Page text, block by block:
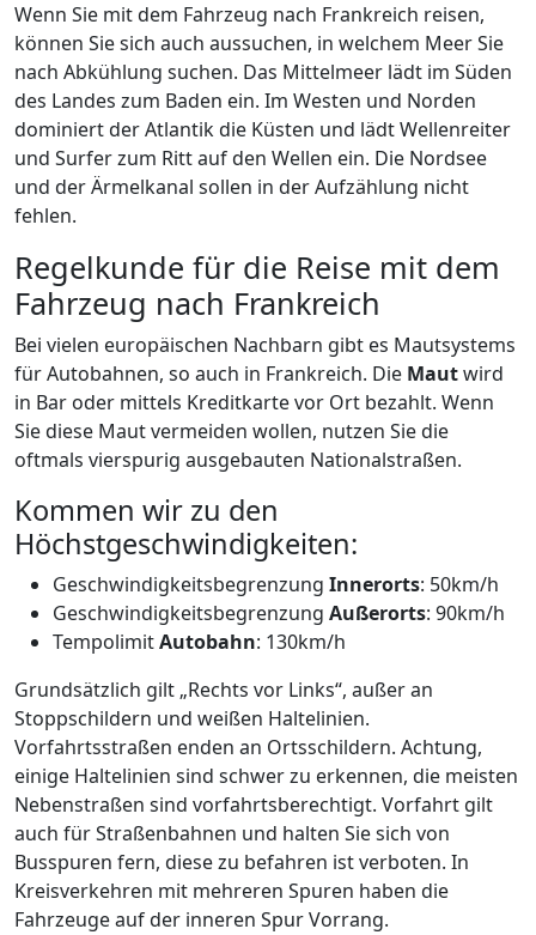
Wenn Sie mit dem Fahrzeug nach Frankreich reisen,
können Sie sich auch aussuchen, in welchem Meer Sie
nach Abkühlung suchen. Das Mittelmeer lädt im Süden
des Landes zum Baden ein. Im Westen und Norden
dominiert der Atlantik die Küsten und lädt Wellenreiter
und Surfer zum Ritt auf den Wellen ein. Die Nordsee
und der Ärmelkanal sollen in der Aufzählung nicht
fehlen.
Regelkunde für die Reise mit dem
Fahrzeug nach Frankreich
Bei vielen europäischen Nachbarn gibt es Mautsystems
für Autobahnen, so auch in Frankreich. Die Mautwird
in Bar oder mittels Kreditkarte vor Ort bezahlt. Wenn
Sie diese Maut vermeiden wollen, nutzen Sie die
oftmals vierspurig ausgebauten Nationalstraßen.
Kommen wir zu den
Höchstgeschwindigkeiten:
Geschwindigkeitsbegrenzung Innerorts: 50km/h
Geschwindigkeitsbegrenzung Außerorts: 90km/h
TempolimitAutobahn: 130km/h
Grundsätzlich gilt „Rechts vor Links“, außer an
Stoppschildern und weißen Haltelinien.
Vorfahrtsstraßen enden an Ortsschildern. Achtung,
einige Haltelinien sind schwer zu erkennen, die meisten
Nebenstraßen sind vorfahrtsberechtigt. Vorfahrt gilt
auch für Straßenbahnen und halten Sie sich von
Busspuren fern, diese zu befahren ist verboten. In
Kreisverkehren mit mehreren Spuren haben die
Fahrzeuge auf der inneren Spur Vorrang.